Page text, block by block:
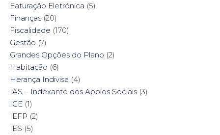
Faturação Eletrónica (5)
Finanças (20)
Fiscalidade (170)
Gestão (7)
Grandes Opções do Plano (2)
Habitação (6)
Herança Indivisa (4)
IAS – Indexante dos Apoios Sociais (3)
ICE (1)
IEFP (2)
IES (5)